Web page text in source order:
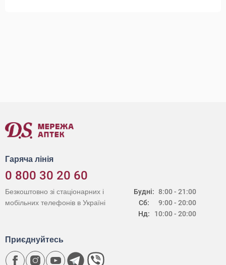
Гаряча лінія
0 800 30 20 60
Будні:
Сб:
Нд:
8:00 - 21:00
9:00 - 20:00
10:00 - 20:00
Безкоштовно зі стаціонарних і
мобільних телефонів в Україні
Приєднуйтесь